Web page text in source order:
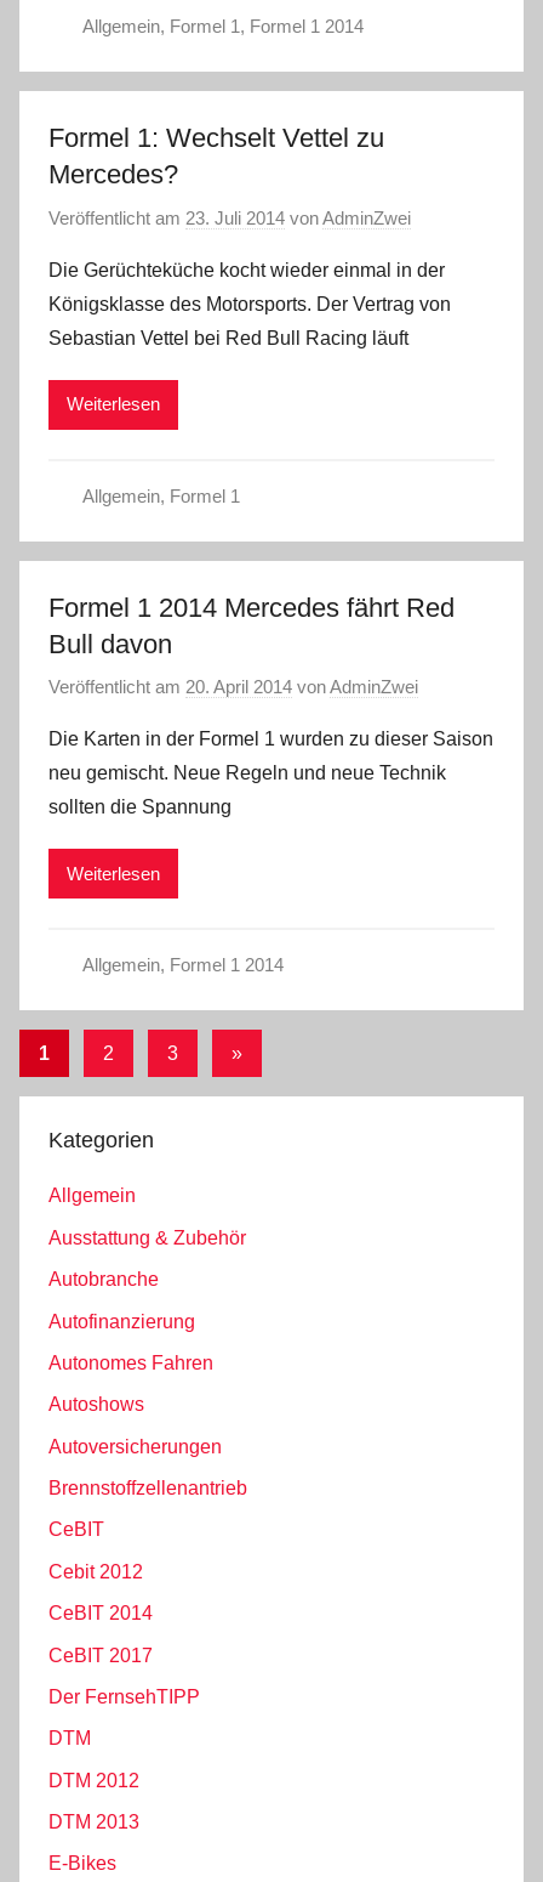
Allgemein, Formel 1, Formel 1 2014
Formel 1: Wechselt Vettel zu
Mercedes?
Veröffentlicht am 23. Juli 2014 vonAdminZwei
Die Gerüchteküche kocht wieder einmal in der
Königsklasse des Motorsports. Der Vertrag von
Sebastian Vettel bei Red Bull Racing läuft
Weiterlesen
Allgemein, Formel 1
Formel 1 2014 Mercedes fährt Red
Bull davon
Veröffentlicht am 20. April 2014 vonAdminZwei
Die Karten in der Formel 1 wurden zu dieser Saison
neu gemischt. Neue Regeln und neue Technik
sollten die Spannung
Weiterlesen
Allgemein, Formel 1 2014
Seitennummerierung
der
Beiträge
1 2 3
Nächste
»
Kategorien
Allgemein
Ausstattung & Zubehör
Autobranche
Autofinanzierung
Autonomes Fahren
Autoshows
Autoversicherungen
Brennstoffzellenantrieb
CeBIT
Cebit 2012
CeBIT 2014
CeBIT 2017
Der FernsehTIPP
DTM
DTM 2012
DTM 2013
E-Bikes